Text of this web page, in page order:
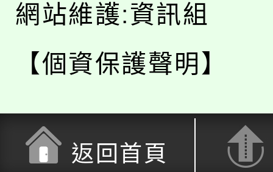
網站維護:資訊組
【個資保護聲明】
返回首頁